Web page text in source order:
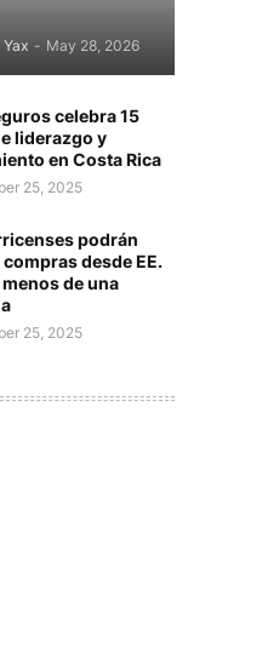
Yax - May 28, 2026
celebra 15
liderazgo y
en Costa Rica
25, 2025
podrán
desde EE.
menos de una
25, 2025